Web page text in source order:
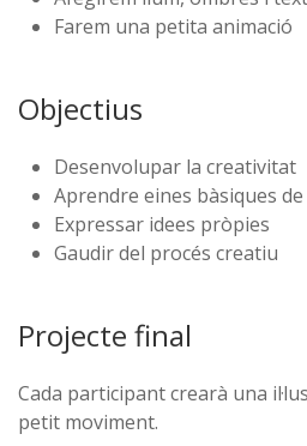
Farem una petita animació
Objectius
Desenvolupar la creativitat
Aprendre eines bàsiques
Expressar idees pròpies
Gaudir del procés creatiu
Projecte final
Cada participant crearà una
petit moviment.